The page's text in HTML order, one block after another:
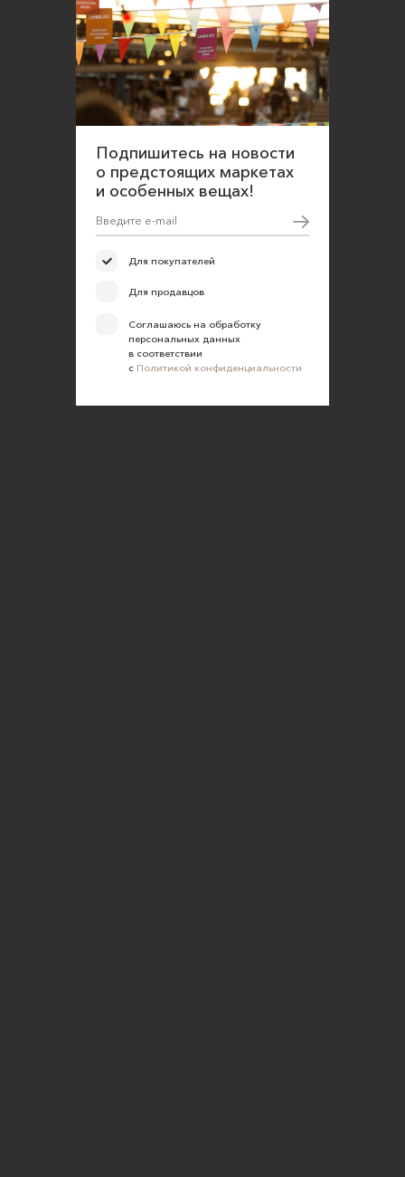
Подпишитесь на новости
о предстоящих маркетах
и особенных вещах!
Для покупателей
Для продавцов
Соглашаюсь на обработку
персональных данных
в соответствии
с Политикой конфиденциальности